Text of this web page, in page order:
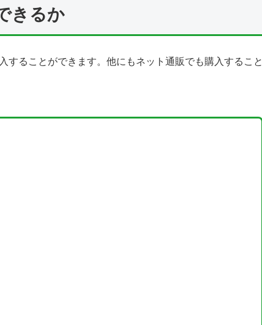
きるか
することができます。他にもネット通販でも購入すること